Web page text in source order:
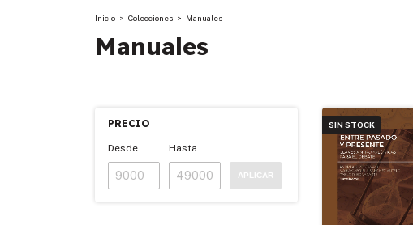
Inicio > Colecciones > Manuales
Manuales
PRECIO
Desde Hasta
APLICAR
SIN STOCK